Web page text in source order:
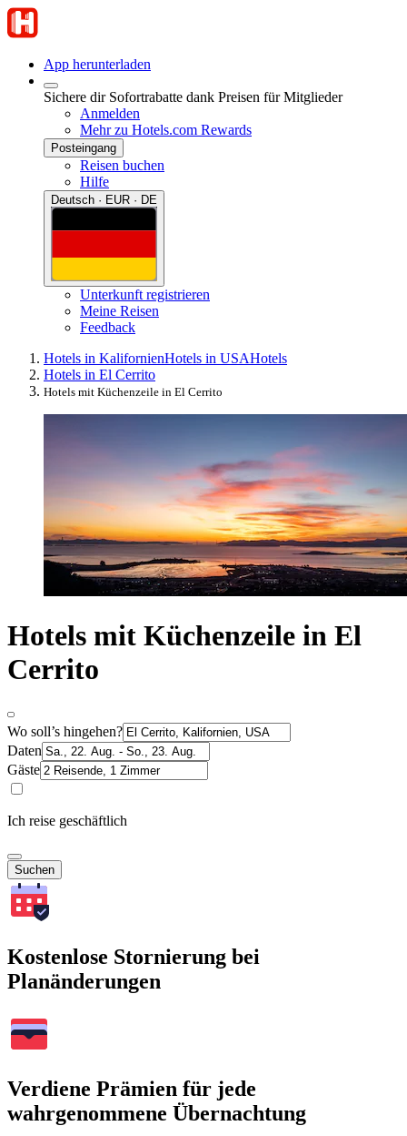
App herunterladen
Sichere dir Sofortrabatte dank Preisen für Mitglieder
Anmelden
Mehr zu Hotels.com Rewards
Posteingang
Reisen buchen
Hilfe
Deutsch · EUR · DE
Unterkunft registrieren
Meine Reisen
Feedback
Hotels in KalifornienHotels in USAHotels
Hotels in El Cerrito
Hotels mit Küchenzeile in El Cerrito
Hotels mit Küchenzeile in El
Cerrito
Wo soll’s hingehen?
Daten
Gäste
Ich reise geschäftlich
Suchen
Kostenlose Stornierung bei
Planänderungen
Verdiene Prämien für jede
wahrgenommene Übernachtung